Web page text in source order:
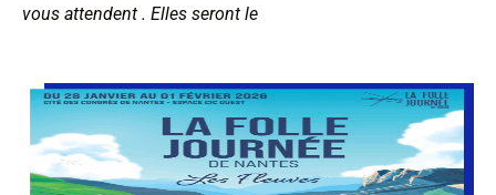
vous attendent . Elles seront le